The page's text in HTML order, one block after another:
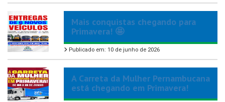
Mais conquistas chegando para
Primavera! 🤩
Publicado em: 10 de junho de 2026
A Carreta da Mulher Pernambucana
está chegando em Primavera!